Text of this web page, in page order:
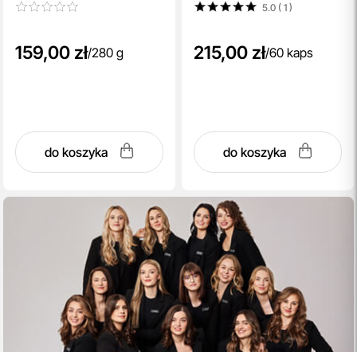
159,00 zł/280 g
do koszyka
5.0 ( 1)
215,00 zł/60 kaps
do koszyka